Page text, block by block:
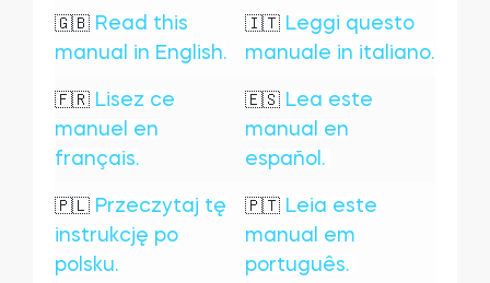
Teclado
Tedee GO2
🇬🇧 Read this
manual in English.
🇮🇹 Leggi questo
manuale in italiano.
🇫🇷 Lisez ce
manuel en
français.
🇪🇸 Lea este
manual en
español.
🇵🇱 Przeczytaj tę
instrukcję po
polsku.
🇵🇹 Leia este
manual em
português.